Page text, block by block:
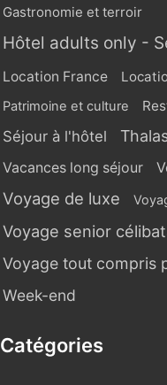
Gastronomie et terroir
Hôtel adults only -
Location France
Patrimoine et culture
Séjour à l'hôtel
Vacances long séjour
Voyage de luxe
Voyage senior
Voyage tout compris
Week-end
Catégories